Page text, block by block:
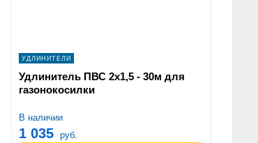
УДЛИНИТЕЛИ
Удлинитель ПВС 2х1,5 - 30м для
газонокосилки
В наличии
1 035 руб.